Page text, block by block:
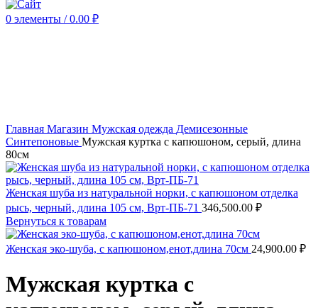
0 элементы / 0.00 ₽
Главная Магазин Мужская одежда Демисезонные
Синтепоновые Мужская куртка с капюшоном, серый, длина
80см
Женская шуба из натуральной норки, с капюшоном отделка
рысь, черный, длина 105 см, Врт-ПБ-71 346,500.00 ₽
Вернуться к товарам
Женская эко-шуба, с капюшоном,енот,длина 70см 24,900.00 ₽
Мужская куртка с